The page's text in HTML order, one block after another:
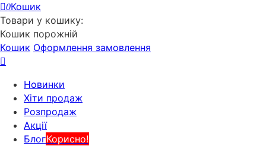
0Кошик
Товари у кошику:
Кошик порожній
Кошик Оформлення замовлення
Новинки
Хіти продаж
Розпродаж
Акції
БлогКорисно!